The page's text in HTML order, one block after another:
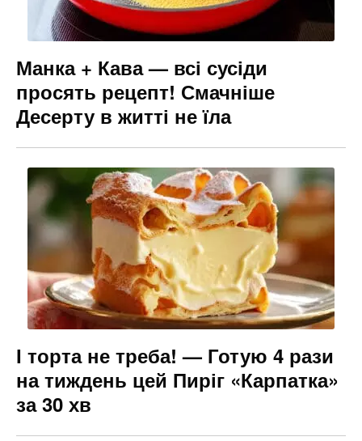
Манка + Кава — всі сусіди
просять рецепт! Смачніше
Десерту в житті не їла
І торта не треба! — Готую 4 рази
на тиждень цей Пиріг «Карпатка»
за 30 хв